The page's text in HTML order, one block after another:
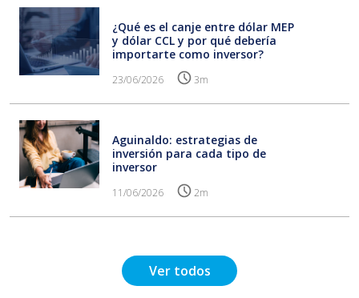
¿Qué es el canje entre dólar MEP
y dólar CCL y por qué debería
importarte como inversor?
23/06/2026 3m
Aguinaldo: estrategias de
inversión para cada tipo de
inversor
11/06/2026 2m
Ver todos